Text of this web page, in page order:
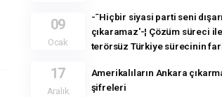
09
Ocak
-˜Hiçbir siyasi parti seni dışarı
çıkaramaz'-¦ Çözüm süreci ile
terörsüz Türkiye sürecinin
17
Aralık
Amerikalıların Ankara
şifreleri